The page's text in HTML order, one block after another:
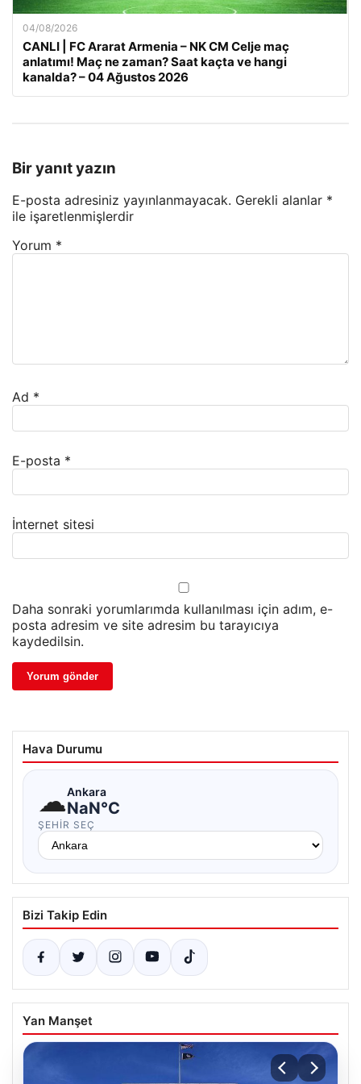
04/08/2026
CANLI | FC Ararat Armenia – NK CM Celje maç
anlatımı! Maç ne zaman? Saat kaçta ve hangi
kanalda? – 04 Ağustos 2026
Bir yanıt yazın
E-posta adresiniz yayınlanmayacak. Gerekli alanlar *
ile işaretlenmişlerdir
Yorum *
Ad *
E-posta *
İnternet sitesi
Daha sonraki yorumlarımda kullanılması için adım, e-
posta adresim ve site adresim bu tarayıcıya
kaydedilsin.
Hava Durumu
☁Ankara
NaN°C
ŞEHIR SEÇ
Bizi Takip Edin
Yan Manşet